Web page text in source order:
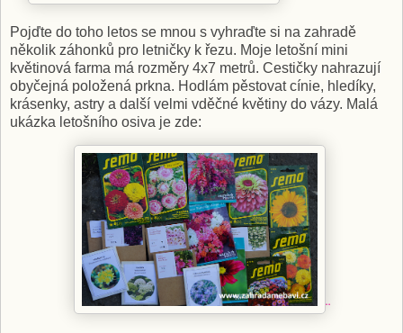
Pojďte do toho letos se mnou s vyhraďte si na zahradě
několik záhonků pro letničky k řezu. Moje letošní mini
květinová farma má rozměry 4x7 metrů. Cestičky nahrazují
obyčejná položená prkna. Hodlám pěstovat cínie, hledíky,
krásenky, astry a další velmi vděčné květiny do vázy. Malá
ukázka letošního osiva je zde:
¨